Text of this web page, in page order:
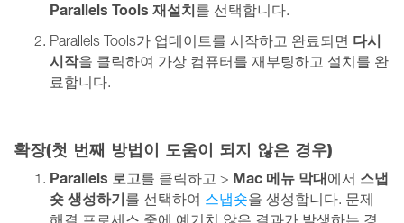
Parallels Tools 재설치를 선택합니다.
Parallels Tools가 업데이트를 시작하고 완료되면 다시
시작을 클릭하여 가상 컴퓨터를 재부팅하고 설치를 완
료합니다.
확장(첫 번째 방법이 도움이 되지 않은 경우)
Parallels 로고를 클릭하고 > Mac 메뉴 막대에서 스냅
숏 생성하기를 선택하여 스냅숏을 생성합니다. 문제
해결 프로세스 중에 예기치 않은 결과가 발생하는 경